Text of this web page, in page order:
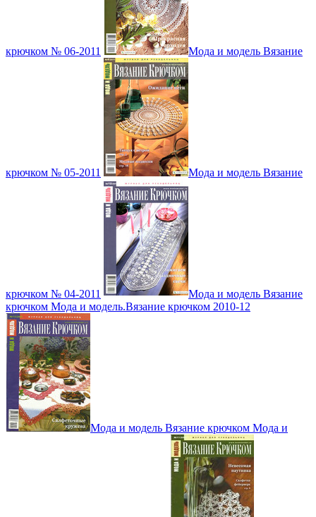
крючком № 06-2011 Мода и модель Вязание
крючком № 05-2011 Мода и модель Вязание
крючком № 04-2011
Мода и модель Вязание
крючком Мода и модель.Вязание крючком 2010-12
Мода и модель Вязание крючком Мода и